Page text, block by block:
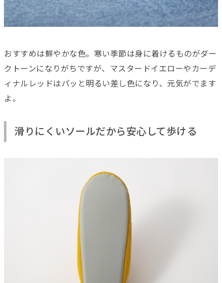
おすすめは鮮やかな色。寒い季節は身に着けるものがダー
クトーンになりがちですが、マスタードイエローやカーデ
ィナルレッドはパッと明るい差し色になり、元気がでます
よ。
滑りにくいソールだから安心して歩ける